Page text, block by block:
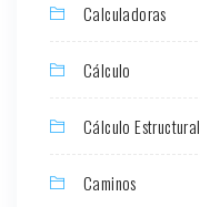
Calculadoras
Cálculo
Cálculo Estructural
Caminos